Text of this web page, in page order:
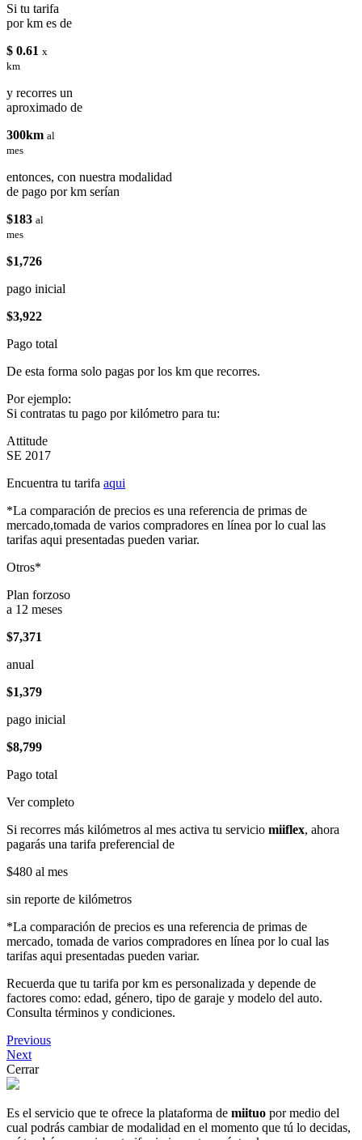
Si tu tarifa
por km es de
$ 0.61 x
km
y recorres un
aproximado de
300km al
mes
entonces, con nuestra modalidad
de pago por km serían
$183 al
mes
$1,726
pago inicial
$3,922
Pago total
De esta forma solo pagas por los km que recorres.
Por ejemplo:
Si contratas tu pago por kilómetro para tu:
Attitude
SE 2017
Encuentra tu tarifa aqui
*La comparación de precios es una referencia de primas de
mercado,tomada de varios compradores en línea por lo cual las
tarifas aqui presentadas pueden variar.
Otros*
Plan forzoso
a 12 meses
$7,371
anual
$1,379
pago inicial
$8,799
Pago total
Ver completo
Si recorres más kilómetros al mes activa tu servicio miiflex, ahora
pagarás una tarifa preferencial de
$480 al mes
sin reporte de kilómetros
*La comparación de precios es una referencia de primas de
mercado, tomada de varios compradores en línea por lo cual las
tarifas aqui presentadas pueden variar.
Recuerda que tu tarifa por km es personalizada y depende de
factores como: edad, género, tipo de garaje y modelo del auto.
Consulta términos y condiciones.
Previous
Next
Cerrar
Es el servicio que te ofrece la plataforma de miituo por medio del
cual podrás cambiar de modalidad en el momento que tú lo decidas,